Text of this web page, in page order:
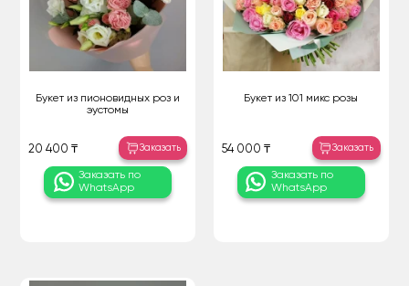
Букет из пионовидных роз и
эустомы
20 400 ₸ Заказать
Заказать по
WhatsApp
Букет из 101 микс розы
54 000 ₸ Заказать
Заказать по
WhatsApp